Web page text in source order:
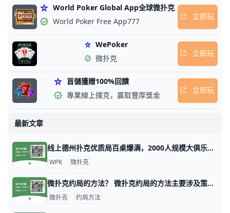
World Poker Global App全球微扑克
World Poker Free App777
立即玩
WePoker
微扑克
立即玩
首儲獲贈100%回饋
專業線上撲克，贏取豐厚獎金
立即玩
最新文章
线上德州扑克优质局百桌爆满，2000人规模大俱乐部！ 1. 什么是《微扑克》wepoker俱乐部？ 《微扑克》wepoker俱乐部是一个规模达2000人的线上德州扑克俱乐部，提供优质的游戏体验。 2. WP
WPK 微扑克
微扑克约局的方法？ 微扑克约局的方法主要涉及策略、数据分析和心理战等多个方面。以下是一些关键的技巧和策略，帮助玩家在微扑克中取得更好的成绩。 微扑克的基本原理 微扑
微扑克 约局方法